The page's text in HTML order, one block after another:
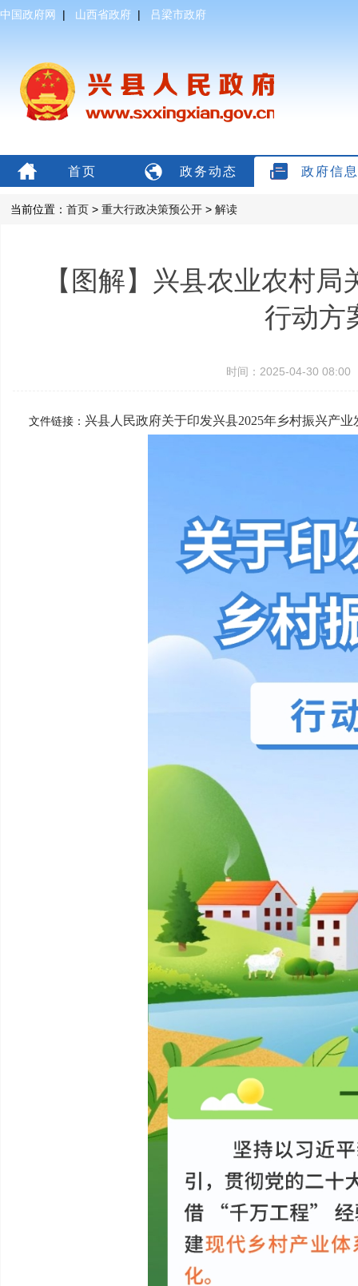
中国政府网 | 山西省政府 | 吕梁市政府
首页 政务动态 政府信
当前位置： 首页 > 重大行政决策预公开 > 解读
【图解】兴县农业农村
行动方
时间：2025-04-30
文件链接： 兴县人民政府关于印发兴县2025年乡村振兴产